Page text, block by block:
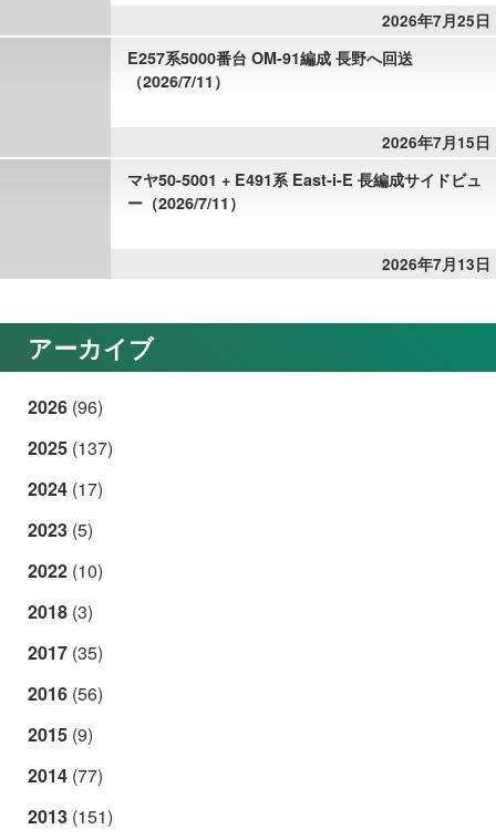
2026年7月25日
E257系5000番台 OM-91編成 長野へ回送
（2026/7/11）
2026年7月15日
マヤ50-5001 + E491系 East-i-E 長編成サイドビュ
ー（2026/7/11）
2026年7月13日
アーカイブ
2026 (96)
2025 (137)
2024 (17)
2023 (5)
2022 (10)
2018 (3)
2017 (35)
2016 (56)
2015 (9)
2014 (77)
2013 (151)